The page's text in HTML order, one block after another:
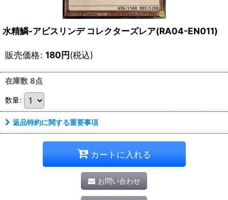
水精鱗-アビスリンデ コレクターズレア(RA04-EN011)
販売価格: 180円(税込)
在庫数 8点
数量:
返品特約に関する重要事項
カートに入れる
お問い合わせ